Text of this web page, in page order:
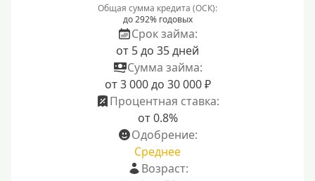
Общая сумма кредита (ОСК):
до 292% годовых
Срок займа:
от 5 до 35 дней
Сумма займа:
от 3 000 до 30 000 ₽
Процентная ставка:
от 0.8%
Одобрение:
Среднее
Возраст: